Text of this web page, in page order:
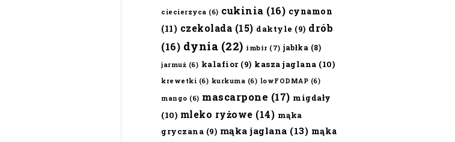
ciecierzyca (6) cukinia (16) cynamon
(11) czekolada (15) daktyle (9) drób
(16) dynia (22) imbir (7) jabłka (8)
jarmuż (6) kalafior(9) kasza jaglana (10)
krewetki (6) kurkuma (6) lowFODMAP (6)
mango (6) mascarpone (17) migdały
(10) mleko ryżowe (14) mąka
gryczana (9) mąka jaglana (13) mąka